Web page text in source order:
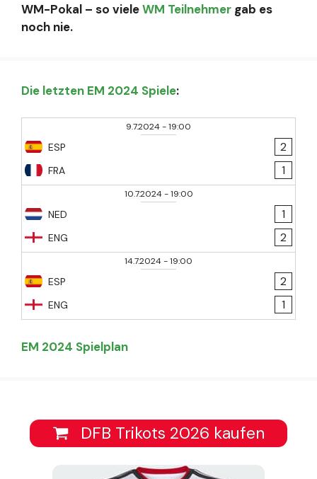
WM-Pokal – so vieleWM Teilnehmer gab es
noch nie.
Die letzten EM 2024 Spiele:
9.7.2024-19:00
ESP
FRA
2
1
10.7.2024-19:00
NED
ENG
1
2
14.7.2024-19:00
ESP
ENG
2
1
EM 2024 Spielplan
DFB Trikots 2026 kaufen